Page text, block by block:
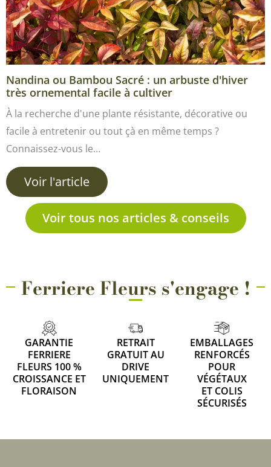
Nandina ou Bambou Sacré : un arbuste d'hiver
très ornemental facile à cultiver
À la recherche d'une plante résistante, décorative ou
facile à entretenir ou tout çà en même temps ?
Connaissez-vous le…
Voir l'article
Voir tous nos articles & conseils
Ferriere Fleurs s'engage !
GARANTIE
FERRIERE
FLEURS 100 %
CROISSANCE ET
FLORAISON
RETRAIT
GRATUIT AU
DRIVE
UNIQUEMENT
EMBALLAGES
RENFORCÉS
POUR
VÉGÉTAUX
ET COLIS
SÉCURISÉS